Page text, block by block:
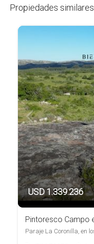
Propiedades similares
USD 1.339.236